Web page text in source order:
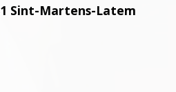
Sint-Martens-Latem